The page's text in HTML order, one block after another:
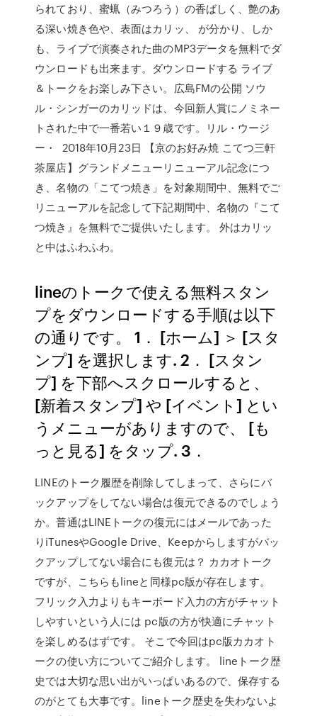
られており、蜜蝋（みつろう）の香ばしく、艶のあ
る深い焼き色や、表面はカリッ、 が分かり、しか
も、ライブで演奏された曲のMP3データを無料でダ
ウンロードも出来ます。ダウンロードする ライブ
＆トークをお楽しみ下さい。広島FMの公開 ソウ
ル・シンガーのカリッドは、今回新人賞にノミネー
トされた中で一番若い１９歳です。リル・ウージ
ー・ 2018年10月23日 【京のお好み焼 こてつ三軒
茶屋店】グランドメニューリニューアル記念につ
き、名物の「こてつ焼き」を対象期間中、無料でご
リニューアルを記念して下記期間中、名物の『こて
つ焼き』を無料でご提供いたします。 外はカリッ
と中はふわふわ。
lineのトークで使える無料スタン
プをダウンロードする手順は以下
の通りです。 1． [ホーム] ＞ [スタ
ンプ] を選択します. 2． [スタン
プ] を下部へスクロールすると、
[新着スタンプ] や [イベント] とい
うメニューがありますので、 [も
っと見る] をタップ. 3．
LINEのトーク履歴を削除してしまって、さらにバ
ックアップをしてない場合は復元できるのでしょう
か。普通はLINEトークの復元にはメールであった
りiTunesやGoogle Drive、Keepからしますがバッ
クアップしてない場合にも復元は？ カカオトーク
ですが、こちらもlineと同様pc版が存在します。
フリック入力よりもキーボード入力の方がチャット
しやすいという人には pc版の方が快適にチャット
を楽しめるはずです。 そこで今回はpc版カカオト
ークの使い方についてご紹介します。 lineトーク歴
史では大切な思い出がいっぱいあるので、保存する
のがとても大事です。lineトーク歴史を失わないよ